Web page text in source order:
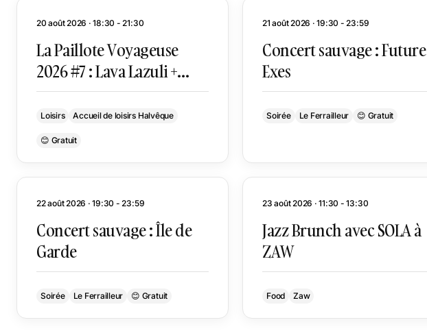
20 août 2026 · 18:30 - 21:30
La Paillote Voyageuse
2026 #7 : Lava Lazuli +
Aji’Ndé
Loisirs Accueil de loisirs Halvêque
😊 Gratuit
21 août 2026 · 19:30 - 23:59
Concert sauvage : Future
Exes
Soirée Le Ferrailleur 😊 Gratuit
22 août 2026 · 19:30 - 23:59
Concert sauvage : Île de
Garde
Soirée Le Ferrailleur 😊 Gratuit
23 août 2026 · 11:30 - 13:30
Jazz Brunch avec SOLA à
ZAW
Food Zaw